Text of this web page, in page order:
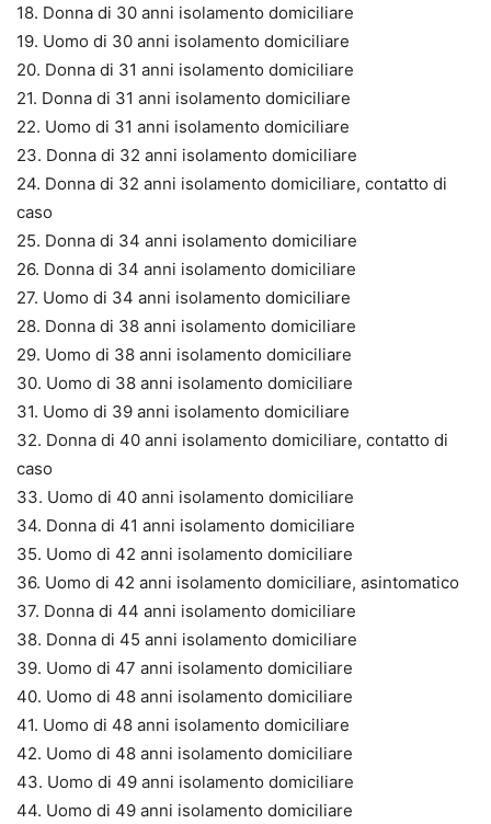
18. Donna di 30 anni isolamento domiciliare
19. Uomo di 30 anni isolamento domiciliare
20. Donna di 31 anni isolamento domiciliare
21. Donna di 31 anni isolamento domiciliare
22. Uomo di 31 anni isolamento domiciliare
23. Donna di 32 anni isolamento domiciliare
24. Donna di 32 anni isolamento domiciliare, contatto di
caso
25. Donna di 34 anni isolamento domiciliare
26. Donna di 34 anni isolamento domiciliare
27. Uomo di 34 anni isolamento domiciliare
28. Donna di 38 anni isolamento domiciliare
29. Uomo di 38 anni isolamento domiciliare
30. Uomo di 38 anni isolamento domiciliare
31. Uomo di 39 anni isolamento domiciliare
32. Donna di 40 anni isolamento domiciliare, contatto di
caso
33. Uomo di 40 anni isolamento domiciliare
34. Donna di 41 anni isolamento domiciliare
35. Uomo di 42 anni isolamento domiciliare
36. Uomo di 42 anni isolamento domiciliare, asintomatico
37. Donna di 44 anni isolamento domiciliare
38. Donna di 45 anni isolamento domiciliare
39. Uomo di 47 anni isolamento domiciliare
40. Uomo di 48 anni isolamento domiciliare
41. Uomo di 48 anni isolamento domiciliare
42. Uomo di 48 anni isolamento domiciliare
43. Uomo di 49 anni isolamento domiciliare
44. Uomo di 49 anni isolamento domiciliare